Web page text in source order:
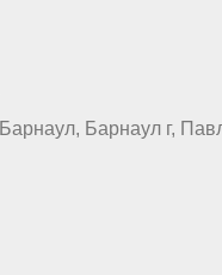
Барнаул г,